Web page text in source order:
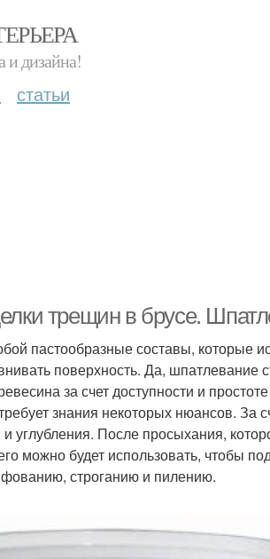
и дизайна!
статьи
трещин в брусе.
пастообразные составы, которые
поверхность. Да, шпатлевание
за счет доступности и
знания некоторых нюансов. За
углубления. После просыхания,
можно будет использовать, чтобы
строганию и пилению.